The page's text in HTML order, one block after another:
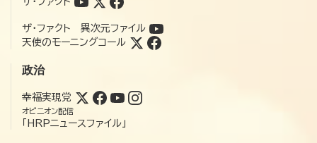
ザ・ファクト 異次元ファイル
天使のモーニングコール
政治
幸福実現党
オピニオン配信
「HRPニュースファイル」